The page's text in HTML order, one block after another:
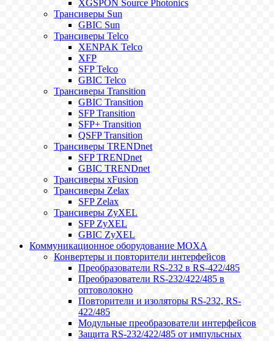
XGSPON Source Photonics
Трансиверы Sun
GBIC Sun
Трансиверы Telco
XENPAK Telco
XFP
SFP Telco
GBIC Telco
Трансиверы Transition
GBIC Transition
SFP Transition
SFP+ Transition
QSFP Transition
Трансиверы TRENDnet
SFP TRENDnet
GBIC TRENDnet
Трансиверы xFusion
Трансиверы Zelax
SFP Zelax
Трансиверы ZyXEL
SFP ZyXEL
GBIC ZyXEL
Коммуникационное оборудование MOXA
Конвертеры и повторители интерфейсов
Преобразователи RS-232 в RS-422/485
Преобразователи RS-232/422/485 в
оптоволокно
Повторители и изоляторы RS-232, RS-
422/485
Модульные преобразователи интерфейсов
Защита RS-232/422/485 от импульсных